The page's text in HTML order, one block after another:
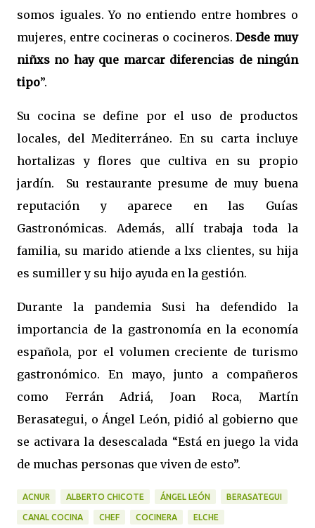
somos iguales. Yo no entiendo entre hombres o
mujeres, entre cocineras o cocineros.Desde muy
niñxs no hay que marcar diferencias de ningún
tipo”.
Su cocina se define por el uso de productos
locales, del Mediterráneo. En su carta incluye
hortalizas y flores que cultiva en su propio
jardín.
Su restaurante presume de muy buena
reputación y aparece en las Guías
Gastronómicas. Además, allí trabaja toda la
familia, su marido atiende a lxs clientes, su hija
es sumiller y su hijo ayuda en la gestión.
Durante la pandemia Susi ha defendido la
importancia de la gastronomía en la economía
española, por el volumen creciente de turismo
gastronómico. En mayo, junto a compañeros
como Ferrán Adriá, Joan Roca, Martín
Berasategui, o Ángel León, pidió al gobierno que
se activara la desescalada “Está en juego la vida
de muchas personas que viven de esto”.
ACNUR ALBERTO CHICOTE ÁNGEL LEÓN BERASATEGUI
CANAL COCINA CHEF COCINERA ELCHE